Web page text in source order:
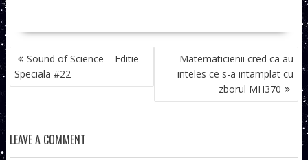
NAVIGARE
ÎN
ARTICOLE
Sound of Science – Editie
Speciala #22
Matematicienii cred ca au
inteles ce s-a intamplat cu
zborul MH370
LEAVE A COMMENT